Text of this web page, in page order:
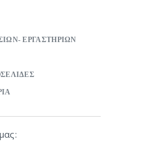
ΕΡΓΑΣΤΗΡΙΩΝ